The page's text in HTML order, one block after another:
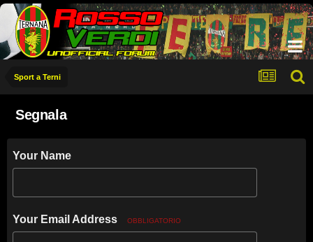
Sport a Terni
Segnala
Your Name
Your Email Address OBBLIGATORIO